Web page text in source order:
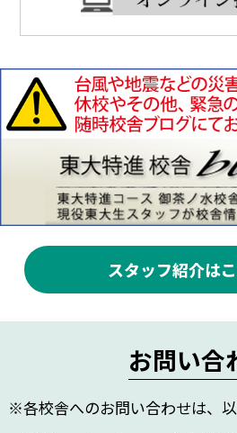
スタッフ紹介は
お問い合
※各校舎へのお問い合わせは、以